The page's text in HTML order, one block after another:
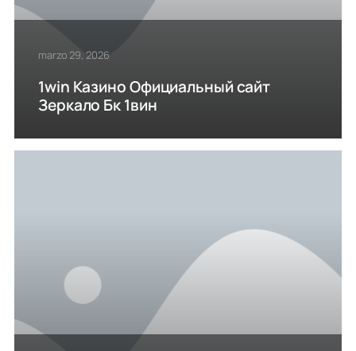
marzo 29, 2026
1win Казино Официальный сайт
Зеркало Бк 1вин